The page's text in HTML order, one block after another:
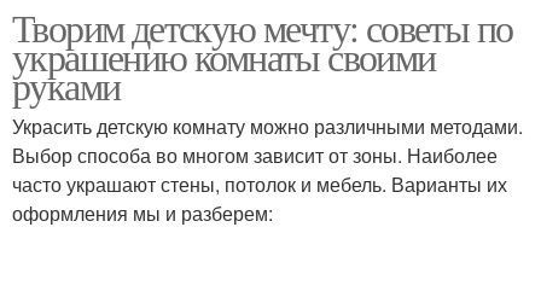
Цвета в комнате
использования
Акценты в детскую
комнату
Творим детскую мечту: советы по
украшению комнаты своими
руками
Украсить детскую комнату можно различными методами.
Выбор способа во многом зависит от зоны. Наиболее
часто украшают стены, потолок и мебель. Варианты их
оформления мы и разберем: